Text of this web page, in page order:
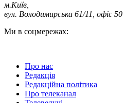
м.Київ
вул. Володимирська 61/11, офіс 50
Ми в соцмережах:
Про нас
Редакція
Редакційна політика
Про телеканал